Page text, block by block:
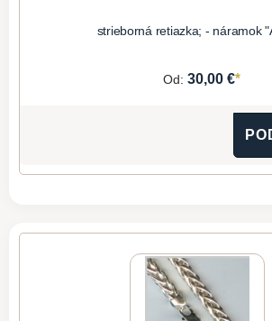
strieborná retiazka; - náramok
Od: 30,00 €*